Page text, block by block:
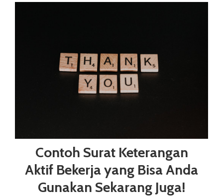
Contoh Surat Keterangan
Aktif Bekerja yang Bisa Anda
Gunakan Sekarang Juga!